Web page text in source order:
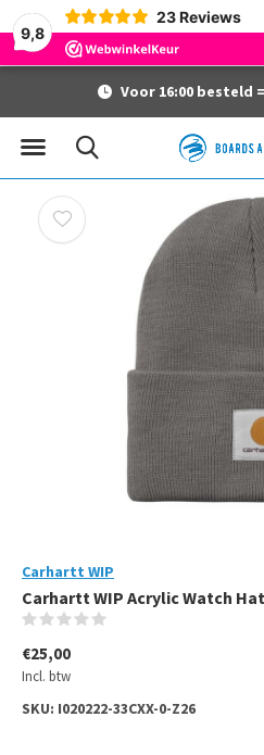
9,8
23 Reviews
Voor 16:00 besteld
Carhartt WIP
Carhartt WIP Acrylic Watch
€25,00
Incl. btw
SKU: I020222-33CXX-0-Z26